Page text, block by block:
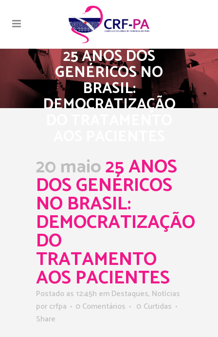
25 ANOS DOS
GENÉRICOS NO
BRASIL:
DEMOCRATIZAÇÃO
20 maio25 ANOS
DOS GENÉRICOS
NO BRASIL:
DEMOCRATIZAÇÃO
DO
TRATAMENTO
AOS PACIENTES
Postado as 12:45h emDestaques, Notícias
porcrfpa 0 Comentários 0 Curtidas
Share